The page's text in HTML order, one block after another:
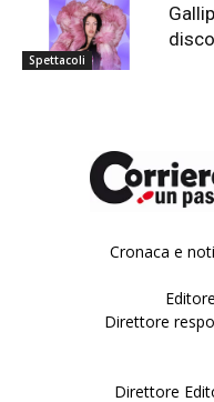
Spettacoli
Cronaca e
Direttore
Direttore